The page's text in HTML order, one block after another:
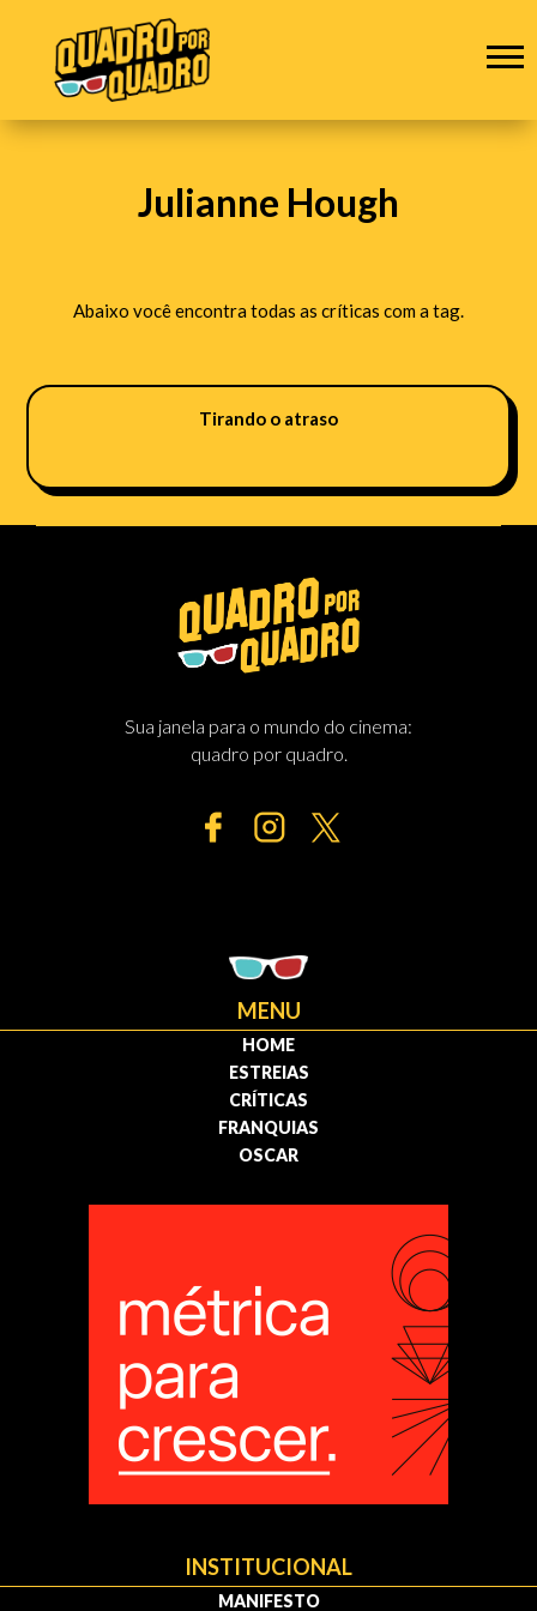
Julianne Hough
Abaixo você encontra todas as críticas com a tag.
Tirando o atraso
Sua janela para o mundo do cinema:
quadro por quadro.
MENU
HOME
ESTREIAS
CRÍTICAS
FRANQUIAS
OSCAR
INSTITUCIONAL
MANIFESTO